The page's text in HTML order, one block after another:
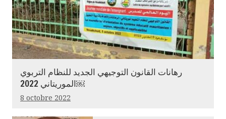
رهانات القانون التوجيهي الجديد للنظام التربوي
الموريتاني 2022￼
8 octobre 2022